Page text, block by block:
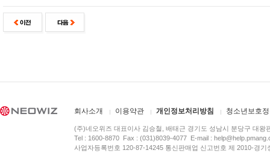
회사소개 이용약관 개인정보처리방침 청소년보호
(주)네오위즈 대표이사 김승철, 배태근 경기도 성남시 분당구 대왕
Tel : 1600-8870 Fax : (031)8039-4077 E-mail :
사업자등록번호 120-87-14245 통신판매업 신고번호 제 2010-경